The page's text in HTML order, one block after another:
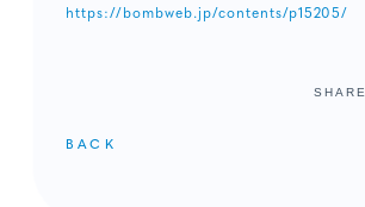
https://bombweb.jp/contents/p15205/
SHARE
BACK